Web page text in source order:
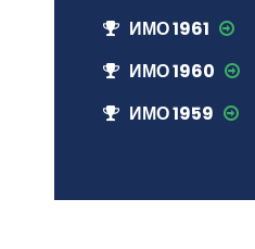
ИМО 1961
ИМО 1960
ИМО 1959